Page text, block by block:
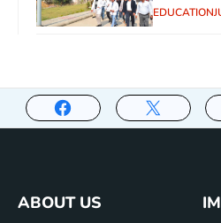
EDUCATION
ABOUT US